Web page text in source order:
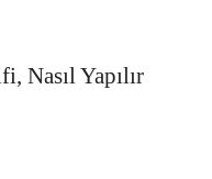
Nasıl Yapılır